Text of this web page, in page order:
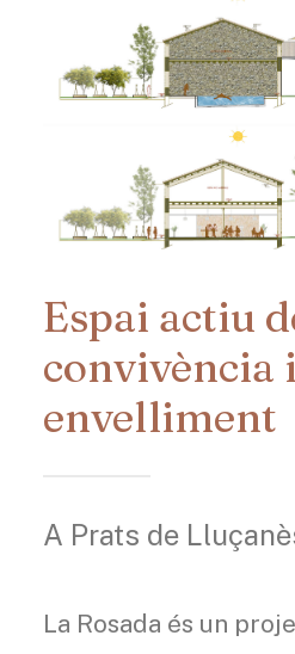
Espai actiu
convivència i
envelliment
A Prats de
La Rosada és un